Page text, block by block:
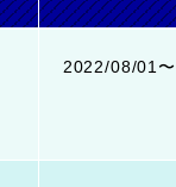
2022/08/01〜